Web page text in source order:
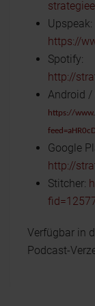
Upspeak:
https://
Spotify:
http://
Android /
https://
Google
http://
Stitcher:
Verfügbar in
Podcast-